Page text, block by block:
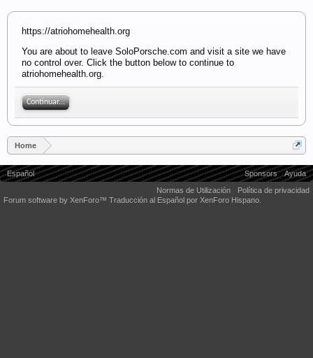
https://atriohomehealth.org
You are about to leave SoloPorsche.com and visit a site we have
no control over. Click the button below to continue to
atriohomehealth.org.
Continuar...
Home
Español Sponsors
Ayuda
Normas de Utilización
Política de privacidad
Forum software by XenForo™ Traducción al Español por XenForo Hispano.